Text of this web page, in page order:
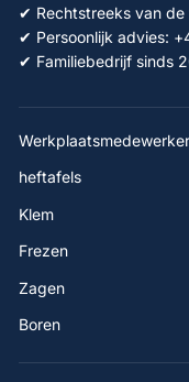
✔ Rechtstreeks van de
✔ Persoonlijk advies:
✔ Familiebedrijf sinds
Werkplaatsmedewerker
heftafels
Klem
Frezen
Zagen
Boren